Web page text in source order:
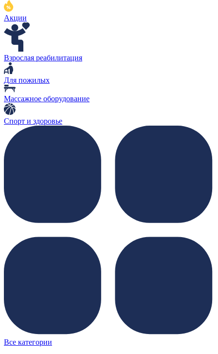
Акции
Взрослая реабилитация
Для пожилых
Массажное оборудование
Спорт и здоровье
Все категории